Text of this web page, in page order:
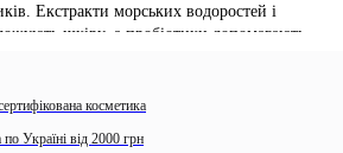
Екстракти морських водоростей і
шкіру, а пробіотики допомагають
енергією з сумішшю італійського бергамоту
пом’якшується м’яким хінокі, щоб
кедр і ветивер доповнюють теплі амброві
косметика
по Україні від 2000 грн